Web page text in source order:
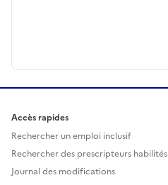
Accès rapides
Rechercher un emploi inclusif
Rechercher des prescripteurs habilités
Journal des modifications